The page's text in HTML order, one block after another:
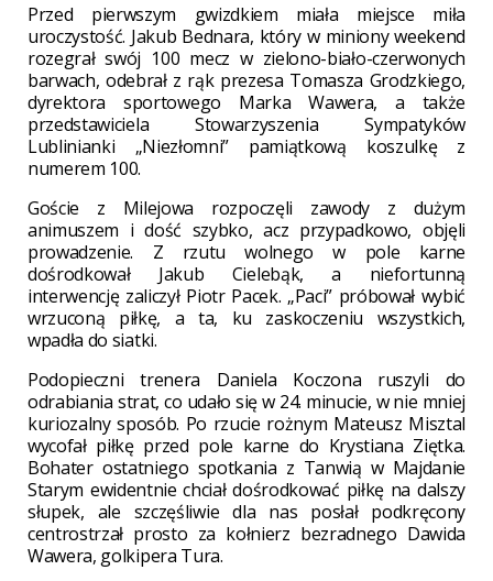
Przed pierwszym gwizdkiem miała miejsce miła
uroczystość. Jakub Bednara, który w miniony weekend
rozegrał swój 100 mecz w zielono-biało-czerwonych
barwach, odebrał z rąk prezesa Tomasza Grodzkiego,
dyrektora sportowego Marka Wawera, a także
przedstawiciela Stowarzyszenia Sympatyków
Lublinianki „Niezłomni” pamiątkową koszulkę z
numerem 100.
Goście z Milejowa rozpoczęli zawody z dużym
animuszem i dość szybko, acz przypadkowo, objęli
prowadzenie. Z rzutu wolnego w pole karne
dośrodkował Jakub Cielebąk, a niefortunną
interwencję zaliczył Piotr Pacek. „Paci” próbował wybić
wrzuconą piłkę, a ta, ku zaskoczeniu wszystkich,
wpadła do siatki.
Podopieczni trenera Daniela Koczona ruszyli do
odrabiania strat, co udało się w 24. minucie, w nie mniej
kuriozalny sposób. Po rzucie rożnym Mateusz Misztal
wycofał piłkę przed pole karne do Krystiana Ziętka.
Bohater ostatniego spotkania z Tanwią w Majdanie
Starym ewidentnie chciał dośrodkować piłkę na dalszy
słupek, ale szczęśliwie dla nas posłał podkręcony
centrostrzał prosto za kołnierz bezradnego Dawida
Wawera, golkipera Tura.